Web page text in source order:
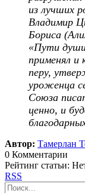
из лучших
Владимир
Бориса
«Пути
применял и
перу,
уроженца
Союза
ценно, и
Автор: Тамерлан
0 Комментарии
Рейтинг статьи:
RSS